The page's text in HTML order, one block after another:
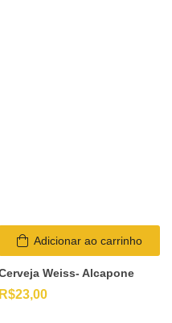
Adicionar ao carrinho
Weiss- Alcapone
R$23,00